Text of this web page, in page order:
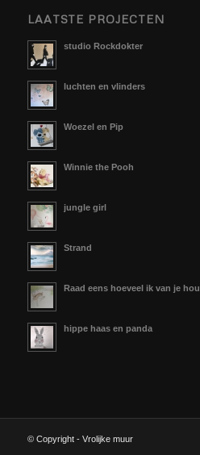
LAATSTE PROJECTEN
studio Rockdokter
luchten en vlinders
Woezel en Pip
Winnie the Pooh
jungle girl
Strand
Raad eens hoeveel ik van je hou
hippe haas en panda
© Copyright - Vrolijke muur